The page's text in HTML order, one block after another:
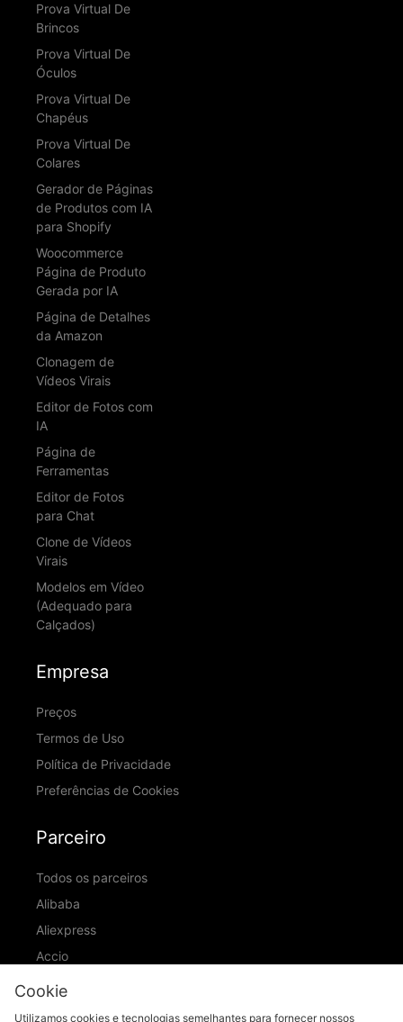
Prova Virtual De
Brincos
Prova Virtual De
Óculos
Prova Virtual De
Chapéus
Prova Virtual De
Colares
Gerador de Páginas
de Produtos com IA
para Shopify
Woocommerce
Página de Produto
Gerada por IA
Página de Detalhes
da Amazon
Clonagem de
Vídeos Virais
Editor de Fotos com
IA
Página de
Ferramentas
Editor de Fotos
para Chat
Clone de Vídeos
Virais
Modelos em Vídeo
(Adequado para
Calçados)
Empresa
Preços
Termos de Uso
Política de Privacidade
Preferências de Cookies
Parceiro
Todos os parceiros
Alibaba
Aliexpress
Accio
ID Ranking
Cookie
Utilizamos cookies e tecnologias semelhantes para fornecer nossos